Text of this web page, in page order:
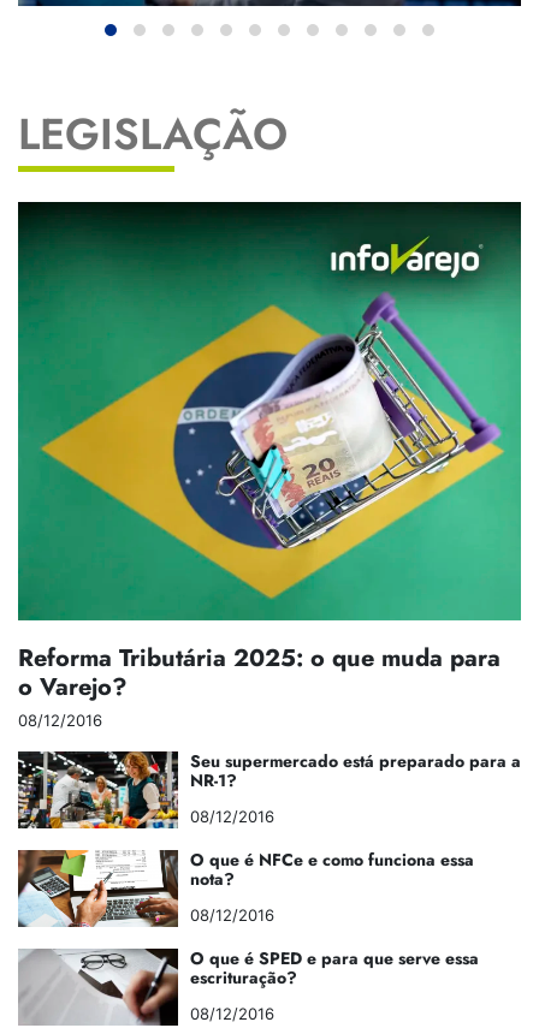
LEGISLAÇÃO
Reforma Tributária 2025: o que muda para
o Varejo?
08/12/2016
Seu supermercado está preparado para a
NR-1?
08/12/2016
O que é NFCe e como funciona essa
nota?
08/12/2016
O que é SPED e para que serve essa
escrituração?
08/12/2016